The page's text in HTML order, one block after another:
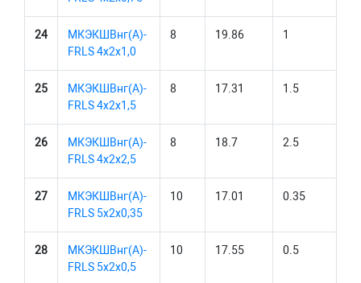
24
МКЭКШВнг(А)-
FRLS 4х2х1,0
8 19.86 1
25
МКЭКШВнг(А)-
FRLS 4х2х1,5
8 17.31 1.5
26
МКЭКШВнг(А)-
FRLS 4х2х2,5
8 18.7 2.5
27
МКЭКШВнг(А)-
FRLS 5х2х0,35
10 17.01 0.35
28
МКЭКШВнг(А)-
FRLS 5х2х0,5
10 17.55 0.5